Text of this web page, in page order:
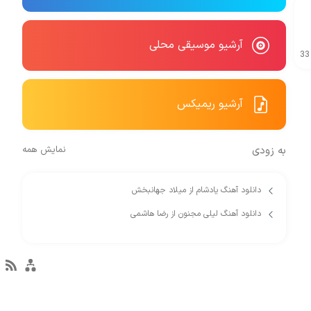
33
آرشیو موسیقی محلی
آرشیو ریمیکس
به زودی نمایش همه
دانلود آهنگ یادشام از میلاد جهانبخش
دانلود آهنگ لیلی مجنون از رضا هاشمی